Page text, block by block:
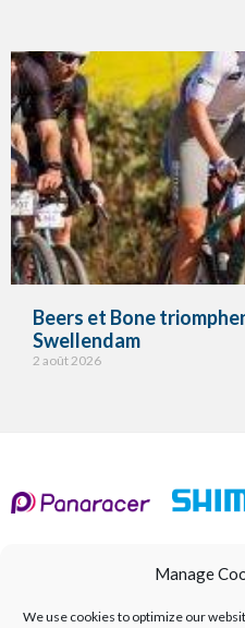
Manage
We use cookies to optimize our
Beers et Bone
Swellendam
2 août 2026
Calendrier À propos de